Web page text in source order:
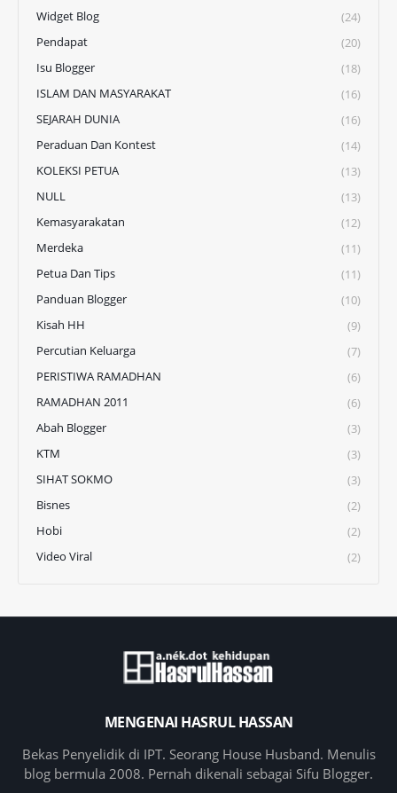
Widget Blog
(24)
Pendapat
(20)
Isu Blogger
(18)
ISLAM DAN MASYARAKAT
(16)
SEJARAH DUNIA
(16)
Peraduan Dan Kontest
(14)
KOLEKSI PETUA
(13)
NULL
(13)
Kemasyarakatan
(12)
Merdeka
(11)
Petua Dan Tips
(11)
Panduan Blogger
(10)
Kisah HH
(9)
Percutian Keluarga
(7)
PERISTIWA RAMADHAN
(6)
RAMADHAN 2011
(6)
Abah Blogger
(3)
KTM
(3)
SIHAT SOKMO
(3)
Bisnes
(2)
Hobi
(2)
Video Viral
(2)
MENGENAI HASRUL HASSAN
Bekas Penyelidik di IPT. Seorang House Husband. Menulis
blog bermula 2008. Pernah dikenali sebagai Sifu Blogger.